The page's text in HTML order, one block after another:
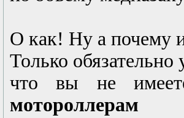
О как! Ну а почему
Только обязательно
что вы не
мотороллерам